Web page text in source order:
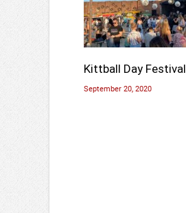
Kittball Day Festival
September 20, 2020